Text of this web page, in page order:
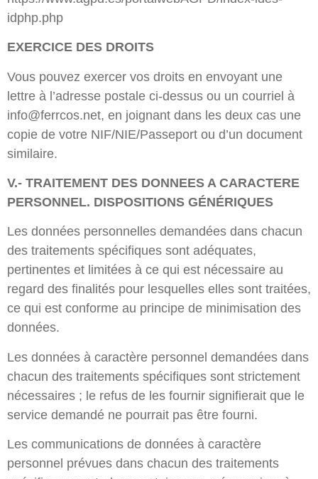
idphp.php
EXERCICE DES DROITS
Vous pouvez exercer vos droits en envoyant une
lettre à l’adresse postale ci-dessus ou un courriel à
info@ferrcos.net, en joignant dans les deux cas une
copie de votre NIF/NIE/Passeport ou d’un document
similaire.
V.- TRAITEMENT DES DONNEES A CARACTERE
PERSONNEL. DISPOSITIONS GÉNÉRIQUES
Les données personnelles demandées dans chacun
des traitements spécifiques sont adéquates,
pertinentes et limitées à ce qui est nécessaire au
regard des finalités pour lesquelles elles sont traitées,
ce qui est conforme au principe de minimisation des
données.
Les données à caractère personnel demandées dans
chacun des traitements spécifiques sont strictement
nécessaires ; le refus de les fournir signifierait que le
service demandé ne pourrait pas être fourni.
Les communications de données à caractère
personnel prévues dans chacun des traitements